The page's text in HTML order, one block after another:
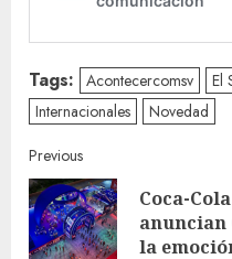
Tags: Acontecercomsv El
Internacionales
Novedad
Continue
Reading
Previous
Coca-
anuncian
la